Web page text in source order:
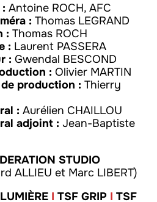
Antoine ROCH, AFC
: Thomas LEGRAND
: Thomas ROCH
: Laurent PASSERA
: Gwendal BESCOND
: Olivier MARTIN
production : Thierry
: Aurélien CHAILLOU
adjoint : Jean-Baptiste
STUDIO
ALLIEU et Marc LIBERT)
I TSF GRIP I TSF